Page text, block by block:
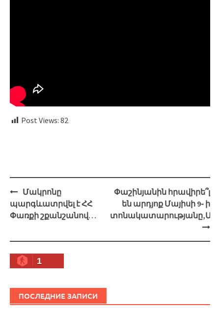
Post Views: 82
Навигация
Մակրոնը
պարգևատրվել է ՀՀ
Փառքի շքանշանով…
Փաշինյանին հրավիրե՞լ
են արդյոք Մայիսի 9֊ ի
1
ПОСЛЕДНИЕ ЗАПИСИ